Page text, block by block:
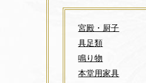
宮殿・厨子
具足類
鳴り物
本堂用家具